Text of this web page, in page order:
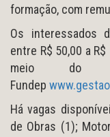
formação, com
Os interessados
entre R$ 50,00 a R$
meio do
Fundep
Há vagas
de Obras (1);